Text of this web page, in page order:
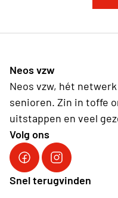
Neos vzw
Neos vzw, hét
senioren. Zin in toffe
uitstappen en veel
Volg ons
Facebook Neos vzw
Instagram
Snel terugvinden